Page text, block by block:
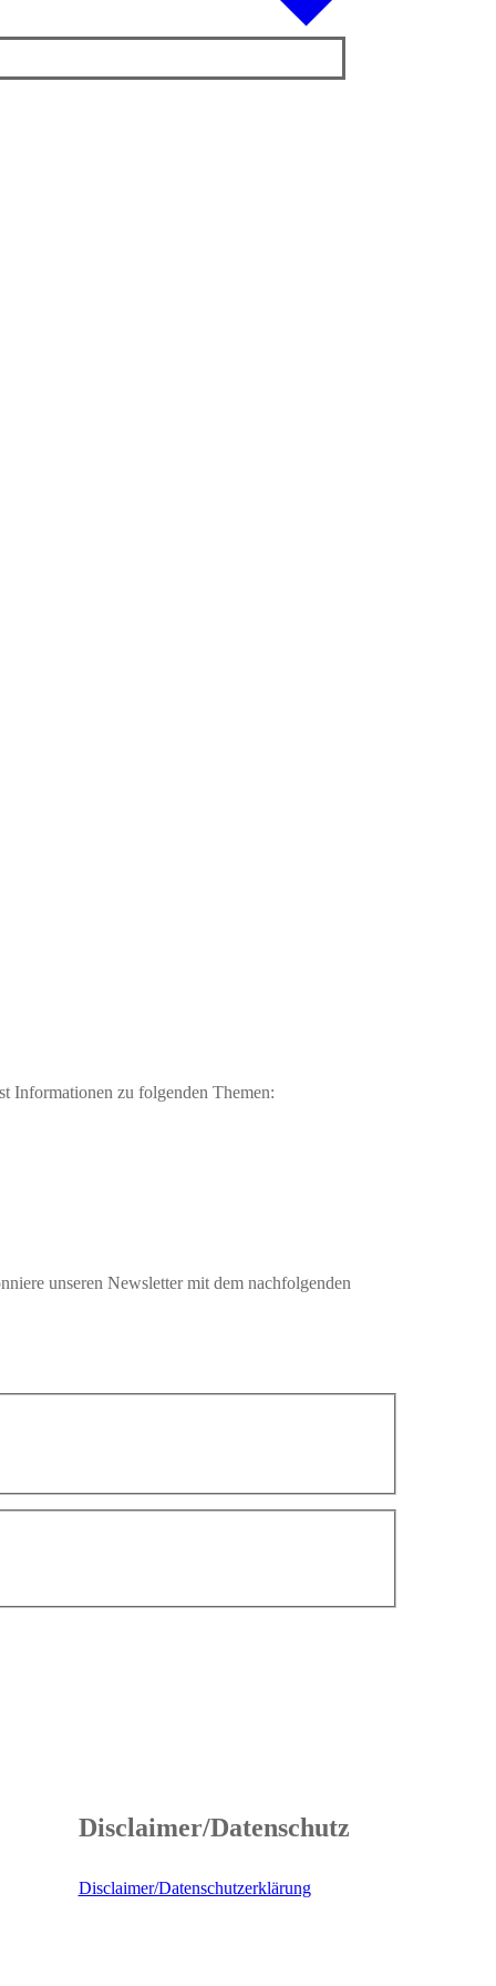
Informationen zu folgenden Themen:
unseren Newsletter mit dem nachfolgenden
Disclaimer/Datenschutz
Disclaimer/Datenschutzerklärung